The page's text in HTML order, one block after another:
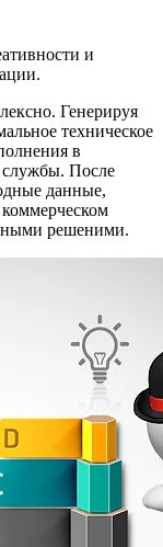
и
Генерируя
техническое
в
службы. После
данные,
решеними.